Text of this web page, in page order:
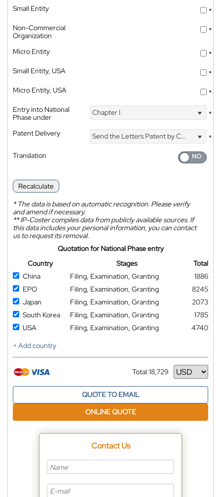
Small Entity
*
Non-Commercial
Organization
*
Micro Entity
*
Small Entity, USA
*
Micro Entity, USA
*
Entry into National
Phase under
Chapter I *
Patent Delivery Send the Letters Patent by Courier
*
Translation
Recalculate
*The data is based on automatic recognition. Please verify
and amend if necessary.
**IP-Coster compiles data from publicly available sources. If
this data includes your personal information, you can contact
us to request its removal.
Quotation for National Phase entry
Country
Stages
Total
China
Filing, Examination, Granting
1886
EPO
Filing, Examination, Granting
8245
Japan
Filing, Examination, Granting
2073
South Korea
Filing, Examination, Granting
1785
USA
Filing, Examination, Granting
4740
+ Add country
Total:18,729
Currency
QUOTE TO EMAIL
ONLINE QUOTE
Contact Us